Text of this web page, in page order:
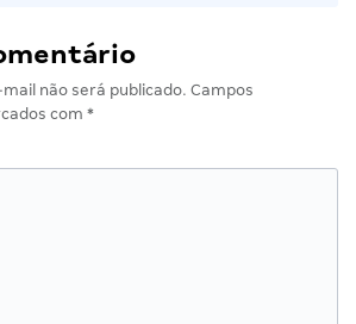
não será publicado. Campos
com *